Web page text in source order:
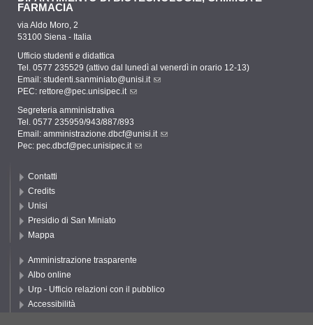
FARMACIA
via Aldo Moro, 2
53100 Siena - Italia
Ufficio studenti e didattica
Tel. 0577 235529 (attivo dal lunedì al venerdì in orario 12-13)
Email: studenti.sanminiato@unisi.it
PEC: rettore@pec.unisipec.it
Segreteria amministrativa
Tel. 0577 235959/943/887/893
Email: amministrazione.dbcf@unisi.it
Pec: pec.dbcf@pec.unisipec.it
Contatti
Credits
Unisi
Presidio di San Miniato
Mappa
Amministrazione trasparente
Albo online
Urp - Ufficio relazioni con il pubblico
Accessibilità